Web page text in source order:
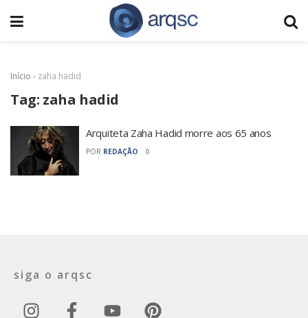
Início › zaha hadid
Tag: zaha hadid
Arquiteta Zaha Hadid morre aos 65 anos
POR REDAÇÃO 0
siga o arqsc